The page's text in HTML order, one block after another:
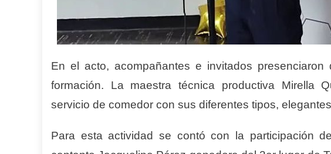
En el acto, acompañantes e invitados
formación. La maestra técnica productiva Mirella
servicio de comedor con sus diferentes tipos,
Para esta actividad se contó con la participación